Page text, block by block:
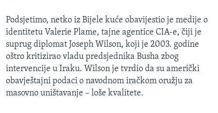
Jezici
Podsjetimo, netko iz Bijele kuće obavijestio je medije o
identitetu Valerie Plame, tajne agentice CIA-e, čiji je
suprug diplomat Joseph Wilson, koji je 2003. godine
oštro kritizirao vladu predsjednika Busha zbog
intervencije u Iraku. Wilson je tvrdio da su američki
obavještajni podaci o navodnom iračkom oružju za
masovno uništavanje – loše kvalitete.